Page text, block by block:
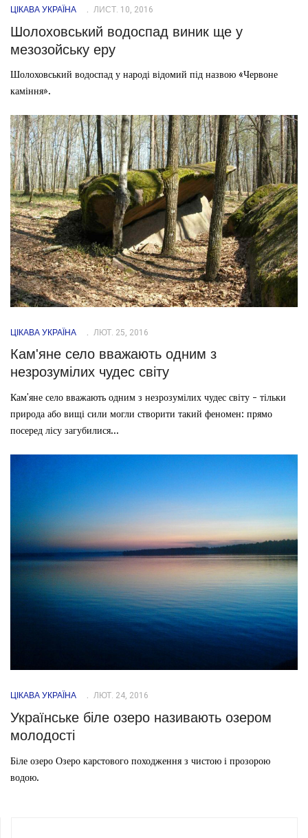
ЦІКАВА УКРАЇНА ЛИСТ. 10, 2016
Шолоховський водоспад виник ще у
мезозойську еру
Шолоховський водоспад у народі відомий під назвою «Червоне
каміння».
ЦІКАВА УКРАЇНА ЛЮТ. 25, 2016
Кам'яне село вважають одним з
незрозумілих чудес світу
Кам'яне село вважають одним з незрозумілих чудес світу - тільки
природа або вищі сили могли створити такий феномен: прямо
посеред лісу загубилися...
ЦІКАВА УКРАЇНА ЛЮТ. 24, 2016
Українське біле озеро називають озером
молодості
Біле озеро Озеро карстового походження з чистою і прозорою
водою.